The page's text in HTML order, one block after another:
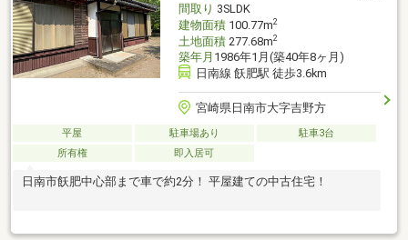
間取り 3SLDK
建物面積100.77m2
土地面積277.68m2
築年月 1986年1月(築40年8ヶ月)
日南線 飫肥駅 徒歩3.6km
宮崎県日南市大字吉野方
平屋 駐車場あり
駐車3台
所有権
即入居可
日南市飫肥中心部まで車で約2分！ 平屋建ての中古住宅！